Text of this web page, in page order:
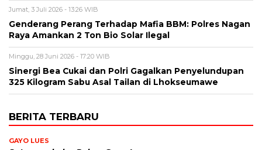
Jumat, 3 Juli 2026 - 13:26 WIB
Genderang Perang Terhadap Mafia BBM: Polres Nagan
Raya Amankan 2 Ton Bio Solar Ilegal
Minggu, 28 Juni 2026 - 17:20 WIB
Sinergi Bea Cukai dan Polri Gagalkan Penyelundupan
325 Kilogram Sabu Asal Tailan di Lhokseumawe
BERITA TERBARU
GAYO LUES